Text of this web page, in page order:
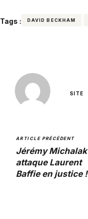
Tags : DAVID BECKHAM
SITE
ARTICLE PRÉCÉDENT
Jérémy Michalak
attaque Laurent
Baffie en justice !